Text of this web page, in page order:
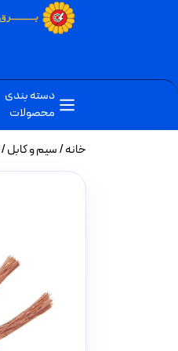
دسته بندی
محصولات
خانه/سیم و کابل/